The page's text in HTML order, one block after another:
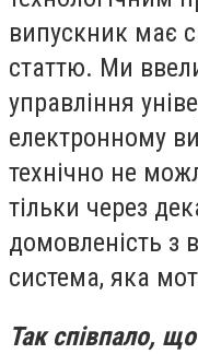
випускник має
статтю. Ми
управління
електронному
технічно не
тільки через
домовленість з
система, яка
Так співпало,